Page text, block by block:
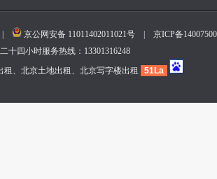
| 京公网安备 11011402011021号
京ICP备
十四小时服务热线：13301316248
、北京土地出租、北京写字楼出租
51La